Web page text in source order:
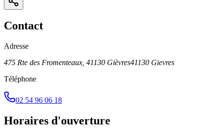
Contact
Adresse
475 Rte des Fromenteaux, 41130 Gièvres41130 Gievres
Téléphone
02 54 96 06 18
Horaires d'ouverture